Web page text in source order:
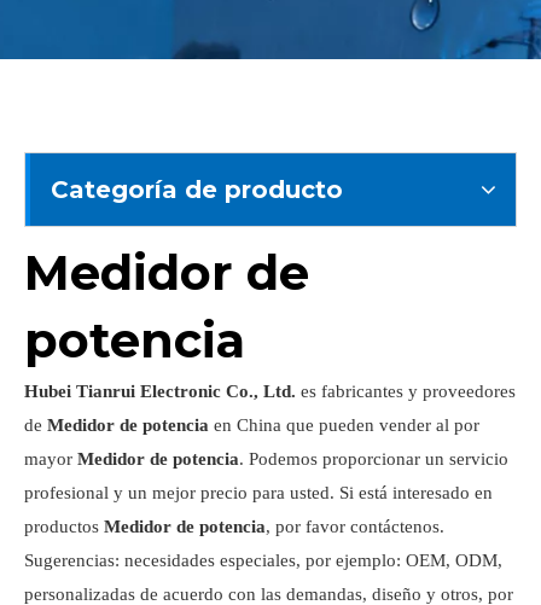
Categoría de producto
Medidor de
potencia
Hubei Tianrui Electronic Co., Ltd. es fabricantes y proveedores
de Medidor de potencia en China que pueden vender al por
mayor Medidor de potencia. Podemos proporcionar un servicio
profesional y un mejor precio para usted. Si está interesado en
productos Medidor de potencia, por favor contáctenos.
Sugerencias: necesidades especiales, por ejemplo: OEM, ODM,
personalizadas de acuerdo con las demandas, diseño y otros, por